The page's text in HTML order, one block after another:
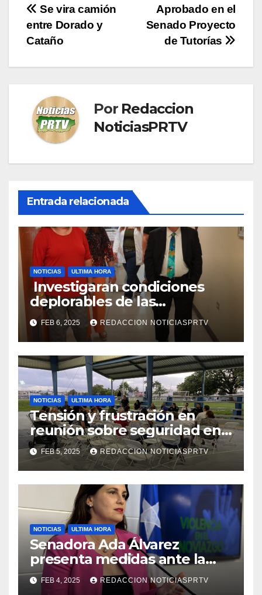
Navegación
de
entradas
Aprobado en el
Senado Proyecto
de Tutorías
Se vira camión
entre Dorado y
Cataño
Por Redaccion
NoticiasPRTV
Entrada relacionada
NOTICIAS ULTIMA HORA
Investigaran condiciones
deplorables de las
facilidades el Departamento
de la Salud en Mayagüez
FEB 6, 2025 REDACCION NOTICIASPRTV
NOTICIAS ULTIMA HORA
Tensión y frustración en
reunión sobre seguridad en
Reparto Metropolitano
FEB 5, 2025 REDACCION NOTICIASPRTV
NOTICIAS ULTIMA HORA
Senadora Ada Álvarez
presenta medidas ante la
violencia en el noviazgo
FEB 4, 2025 REDACCION NOTICIASPRTV